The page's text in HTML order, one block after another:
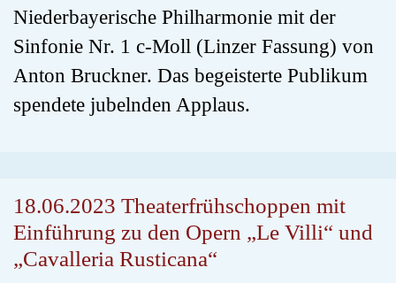
Niederbayerische Philharmonie mit der
Sinfonie Nr. 1 c-Moll (Linzer Fassung) von
Anton Bruckner. Das begeisterte Publikum
spendete jubelnden Applaus.
18.06.2023 Theaterfrühschoppen mit
Einführung zu den Opern „Le Villi“ und
„Cavalleria Rusticana“